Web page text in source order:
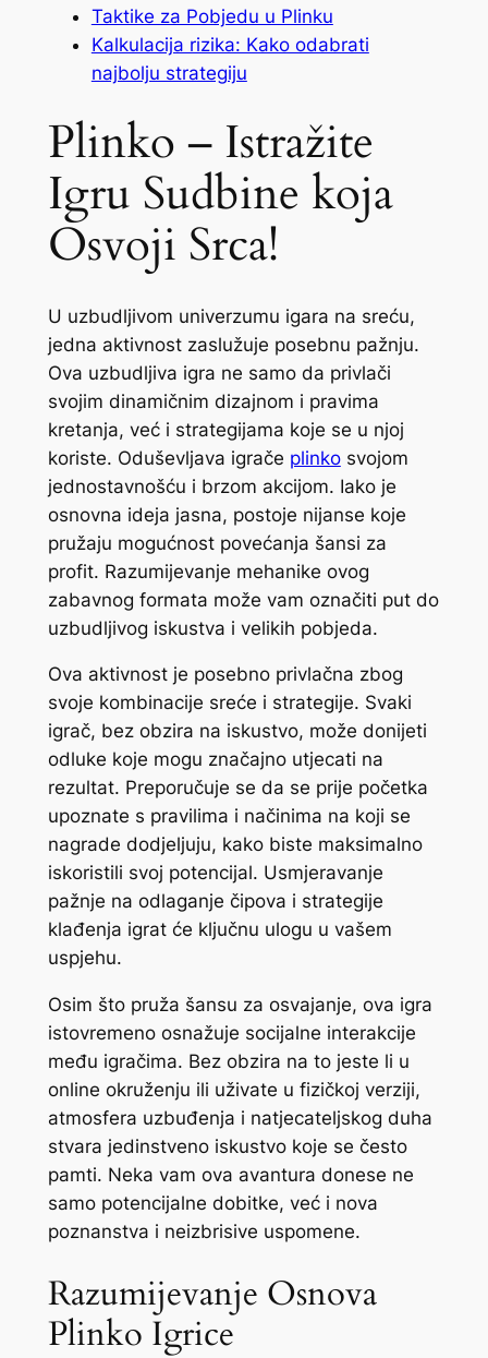
Taktike za Pobjedu u Plinku
Kalkulacija rizika: Kako odabrati
najbolju strategiju
Plinko – Istražite
Igru Sudbine koja
Osvoji Srca!
U uzbudljivom univerzumu igara na sreću,
jedna aktivnost zaslužuje posebnu pažnju.
Ova uzbudljiva igra ne samo da privlači
svojim dinamičnim dizajnom i pravima
kretanja, već i strategijama koje se u njoj
koriste. Oduševljava igrače plinkosvojom
jednostavnošću i brzom akcijom. Iako je
osnovna ideja jasna, postoje nijanse koje
pružaju mogućnost povećanja šansi za
profit. Razumijevanje mehanike ovog
zabavnog formata može vam označiti put do
uzbudljivog iskustva i velikih pobjeda.
Ova aktivnost je posebno privlačna zbog
svoje kombinacije sreće i strategije. Svaki
igrač, bez obzira na iskustvo, može donijeti
odluke koje mogu značajno utjecati na
rezultat. Preporučuje se da se prije početka
upoznate s pravilima i načinima na koji se
nagrade dodjeljuju, kako biste maksimalno
iskoristili svoj potencijal. Usmjeravanje
pažnje na odlaganje čipova i strategije
klađenja igrat će ključnu ulogu u vašem
uspjehu.
Osim što pruža šansu za osvajanje, ova igra
istovremeno osnažuje socijalne interakcije
među igračima. Bez obzira na to jeste li u
online okruženju ili uživate u fizičkoj verziji,
atmosfera uzbuđenja i natjecateljskog duha
stvara jedinstveno iskustvo koje se često
pamti. Neka vam ova avantura donese ne
samo potencijalne dobitke, već i nova
poznanstva i neizbrisive uspomene.
Razumijevanje Osnova
Plinko Igrice